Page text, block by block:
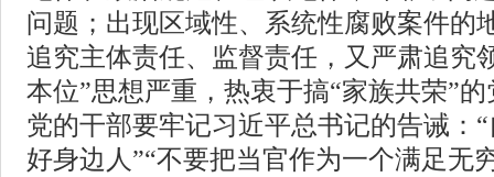
问题；出现区域性、系统性腐败案件的
追究主体责任、监督责任，又严肃追究
本位”思想严重，热衷于搞“家族共荣”
党的干部要牢记习近平总书记的告诫：
好身边人”“不要把当官作为一个满足无